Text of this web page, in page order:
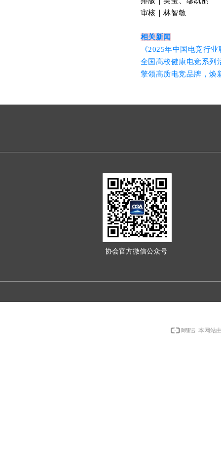
审核｜林智敏
相关新闻
《2025年中国电竞行
全国高校健康电竞系列
擎领高质电竞品牌，焕
协会官方微信公众号
本网站